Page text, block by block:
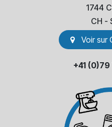
1744
​CH -
Voir sur
+41